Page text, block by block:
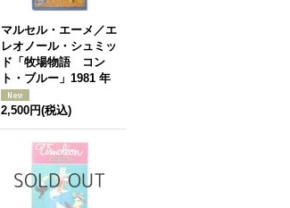
マルセル・エーメ／エ
レオノール・シュミッ
ド「牧場物語 コン
ト・ブルー」1981 年
2,500円(税込)